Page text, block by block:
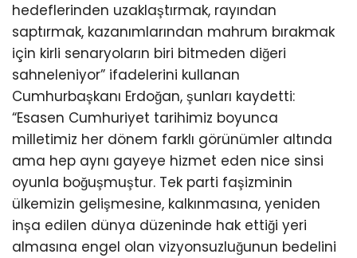
hedeflerinden uzaklaştırmak, rayından
saptırmak, kazanımlarından mahrum bırakmak
için kirli senaryoların biri bitmeden diğeri
sahneleniyor” ifadelerini kullanan
Cumhurbaşkanı Erdoğan, şunları kaydetti:
“Esasen Cumhuriyet tarihimiz boyunca
milletimiz her dönem farklı görünümler altında
ama hep aynı gayeye hizmet eden nice sinsi
oyunla boğuşmuştur. Tek parti faşizminin
ülkemizin gelişmesine, kalkınmasına, yeniden
inşa edilen dünya düzeninde hak ettiği yeri
almasına engel olan vizyonsuzluğunun bedelini